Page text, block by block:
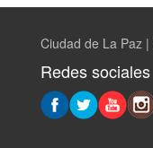
Ciudad de La Paz |
Redes sociales